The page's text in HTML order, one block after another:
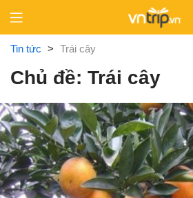
content
Tin tức > Trái cây
Chủ đề: Trái cây